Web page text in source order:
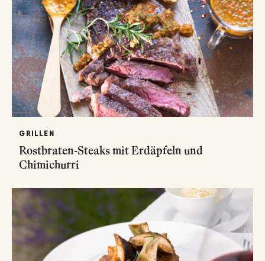
GRILLEN
Rostbraten-Steaks mit Erdäpfeln und
Chimichurri